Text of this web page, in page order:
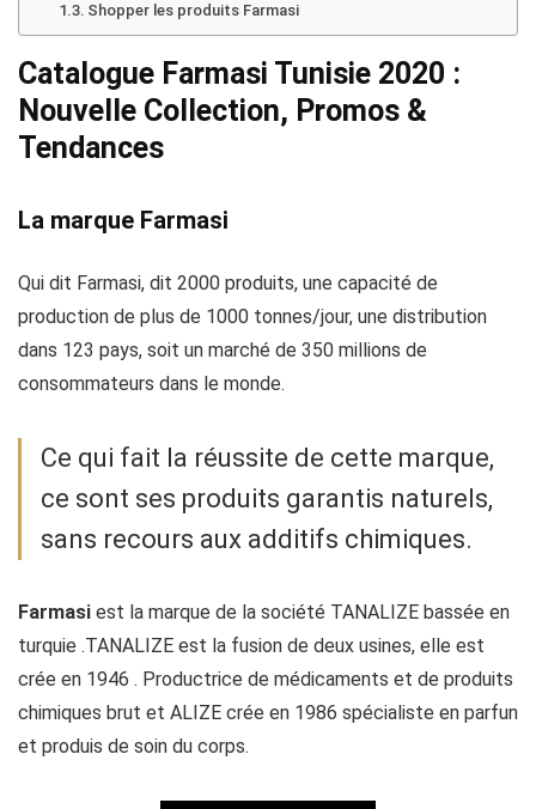
Shopper les produits Farmasi
Catalogue Farmasi Tunisie 2020 :
Nouvelle Collection, Promos &
Tendances
La marque Farmasi
Qui dit Farmasi, dit 2000 produits, une capacité de
production de plus de 1000 tonnes/jour, une distribution
dans 123 pays, soit un marché de 350 millions de
consommateurs dans le monde.
Ce qui fait la réussite de cette marque,
ce sont ses produits garantis naturels,
sans recours aux additifs chimiques.
Farmasi est la marque de la société TANALIZE bassée en
turquie .TANALIZE est la fusion de deux usines, elle est
crée en 1946 . Productrice de médicaments et de produits
chimiques brut et ALIZE crée en 1986 spécialiste en parfun
et produis de soin du corps.